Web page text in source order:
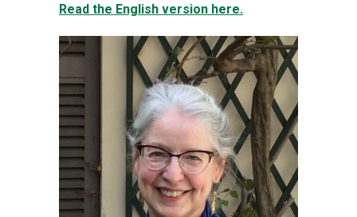
Read the English version here.